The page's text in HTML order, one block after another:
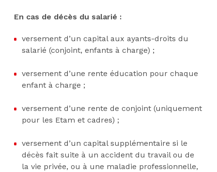
En cas de décès du salarié :
versement d’un capital aux ayants-droits du
salarié (conjoint, enfants à charge) ;
versement d’une rente éducation pour chaque
enfant à charge ;
versement d’une rente de conjoint (uniquement
pour les Etam et cadres) ;
versement d’un capital supplémentaire si le
décès fait suite à un accident du travail ou de
la vie privée, ou à une maladie professionnelle,